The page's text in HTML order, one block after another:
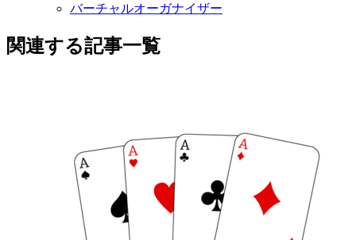
バーチャルオーガナイザー
関連する記事一覧